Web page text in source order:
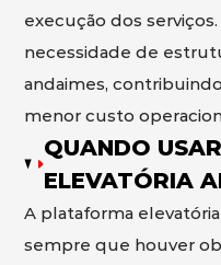
execução dos
necessidade de
andaimes,
menor custo
QUANDO
ELEVATÓRIA
A plataforma
sempre que houver